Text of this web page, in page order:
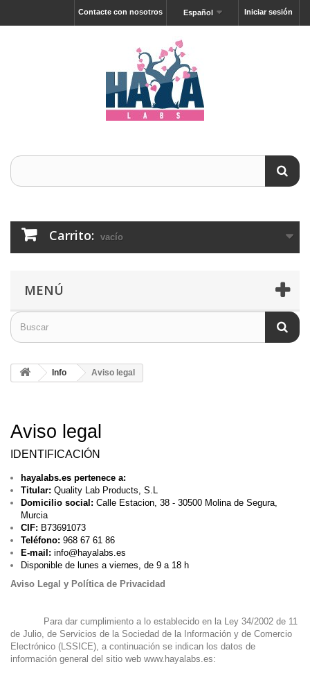
Iniciar sesión
Español
Contacte con nosotros
Carrito: vacío
MENÚ
Info Aviso legal
Aviso legal
IDENTIFICACIÓN
hayalabs.es pertenece a:
Titular: Quality Lab Products, S.L
Domicilio social: Calle Estacion, 38 - 30500 Molina de Segura,
Murcia
CIF: B73691073
Teléfono: 968 67 61 86
E-mail: info@hayalabs.es
Disponible de lunes a viernes, de 9 a 18 h
Aviso Legal y Política de Privacidad
Para dar cumplimiento a lo establecido en la Ley 34/2002 de 11
de Julio, de Servicios de la Sociedad de la Información y de Comercio
Electrónico (LSSICE), a continuación se indican los datos de
información general del sitio web www.hayalabs.es: